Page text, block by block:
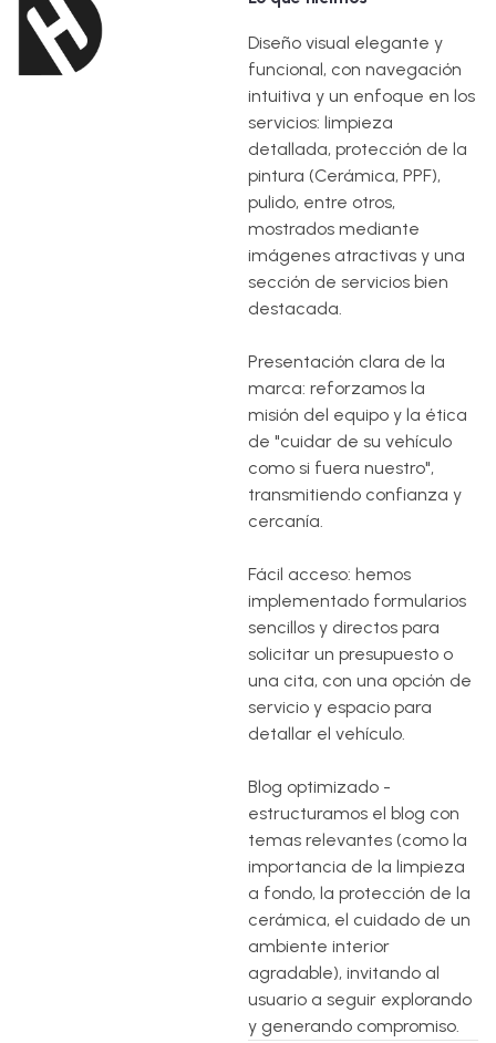
Diseño visual elegante y
funcional, con navegación
intuitiva y un enfoque en los
servicios: limpieza
detallada, protección de la
pintura (Cerámica, PPF),
pulido, entre otros,
mostrados mediante
imágenes atractivas y una
sección de servicios bien
destacada.
Presentación clara de la
marca: reforzamos la
misión del equipo y la ética
de "cuidar de su vehículo
como si fuera nuestro",
transmitiendo confianza y
cercanía.
Fácil acceso: hemos
implementado formularios
sencillos y directos para
solicitar un presupuesto o
una cita, con una opción de
servicio y espacio para
detallar el vehículo.
Blog optimizado -
estructuramos el blog con
temas relevantes (como la
importancia de la limpieza
a fondo, la protección de la
cerámica, el cuidado de un
ambiente interior
agradable), invitando al
usuario a seguir explorando
y generando compromiso.